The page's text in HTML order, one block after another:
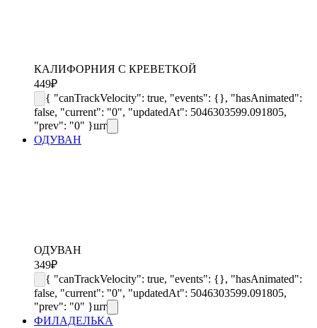
КАЛИФОРНИЯ С КРЕВЕТКОЙ
449₽
{ "canTrackVelocity": true, "events": {}, "hasAnimated":
false, "current": "0", "updatedAt": 5046303599.091805,
"prev": "0" }шт
ОДУВАН
ОДУВАН
349₽
{ "canTrackVelocity": true, "events": {}, "hasAnimated":
false, "current": "0", "updatedAt": 5046303599.091805,
"prev": "0" }шт
ФИЛАДЕЛЬКА